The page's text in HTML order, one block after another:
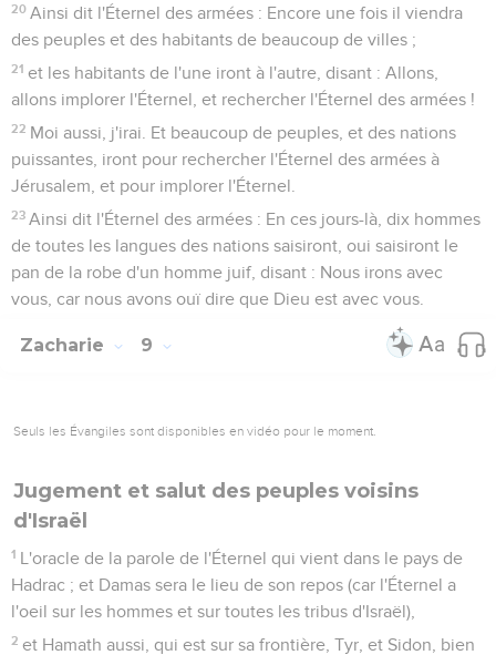
20 Ainsi dit l'Éternel des armées : Encore une fois il viendra
des peuples et des habitants de beaucoup de villes ;
21 et les habitants de l'une iront à l'autre, disant : Allons,
allons implorer l'Éternel, et rechercher l'Éternel des armées !
22 Moi aussi, j'irai. Et beaucoup de peuples, et des nations
puissantes, iront pour rechercher l'Éternel des armées à
Jérusalem, et pour implorer l'Éternel.
23 Ainsi dit l'Éternel des armées : En ces jours-là, dix hommes
de toutes les langues des nations saisiront, oui saisiront le
pan de la robe d'un homme juif, disant : Nous irons avec
vous, car nous avons ouï dire que Dieu est avec vous.
Zacharie 9
Seuls les Évangiles sont disponibles en vidéo pour le moment.
Jugement et salut des peuples voisins
d'Israël
1 L'oracle de la parole de l'Éternel qui vient dans le pays de
Hadrac ; et Damas sera le lieu de son repos (car l'Éternel a
l'oeil sur les hommes et sur toutes les tribus d'Israël),
2 et Hamath aussi, qui est sur sa frontière, Tyr, et Sidon, bien